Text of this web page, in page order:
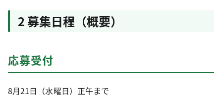
2 募集日程（概要）
応募受付
8月21日（水曜日）正午まで